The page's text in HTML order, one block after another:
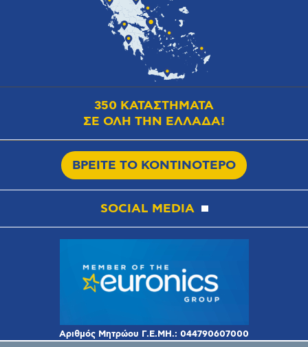
350 ΚΑΤΑΣΤΗΜΑΤΑ
ΣΕ ΟΛΗ ΤΗΝ ΕΛΛΑΔΑ!
ΒΡΕΙΤΕ ΤΟ ΚΟΝΤΙΝΟΤΕΡΟ
SOCIAL MEDIA